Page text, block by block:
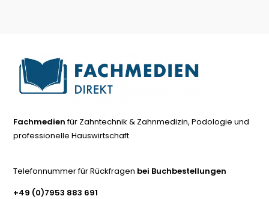
Fachmedienfür Zahntechnik & Zahnmedizin, Podologie und
professionelle Hauswirtschaft
Telefonnummer für Rückfragen bei Buchbestellungen
+49 (0)7953 883 691